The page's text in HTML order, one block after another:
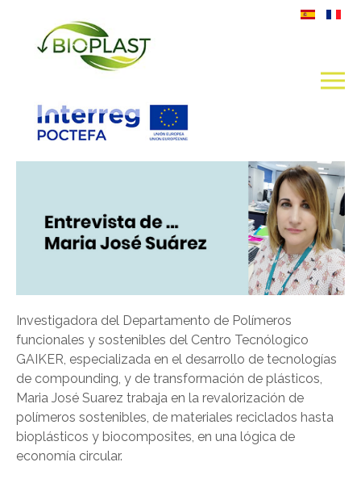
Investigadora del Departamento de Polímeros
funcionales y sostenibles del Centro Tecnólogico
GAIKER, especializada en el desarrollo de tecnologías
de compounding, y de transformación de plásticos,
Maria José Suarez trabaja en la revalorización de
polímeros sostenibles, de materiales reciclados hasta
bioplásticos y biocomposites, en una lógica de
economía circular.